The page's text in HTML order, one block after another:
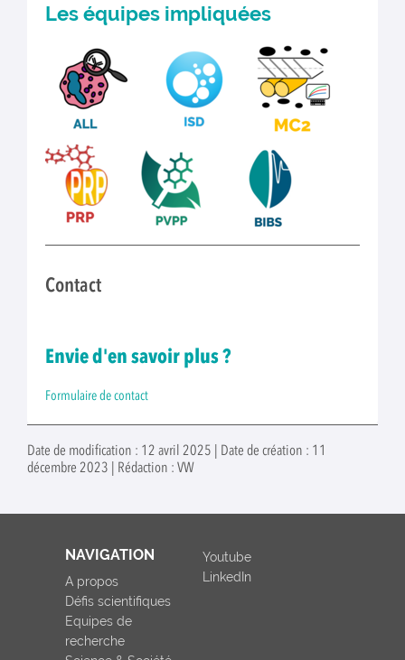
Les équipes impliquées
Contact
Envie d'en savoir plus ?
Formulaire de contact
Date de modification : 12 avril 2025 | Date de création : 11
décembre 2023 | Rédaction : VW
NAVIGATION
A propos
Défis scientifiques
Equipes de
recherche
Youtube
LinkedIn